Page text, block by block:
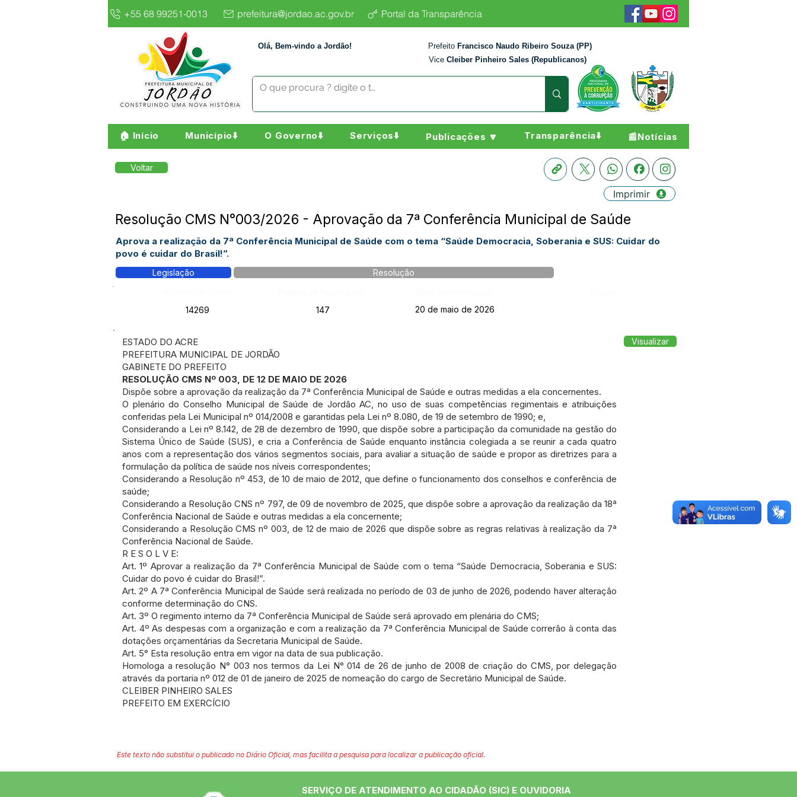
+55 68 99251-0013 prefeitura@jordao.ac.gov.br Portal da Transparência
Olá, Bem-vindo a Jordão! Prefeito Francisco Naudo Ribeiro Souza (PP)
Vice Cleiber Pinheiro Sales (Republicanos)
🏠 Início Município⬇️ O Governo⬇️ Serviços⬇️ Publicações 🔽 Transparência⬇️ 📰Notícias
Voltar
Imprimir
Resolução CMS N°003/2026 - Aprovação da 7ª Conferência Municipal de Saúde
Aprova a realização da 7ª Conferência Municipal de Saúde com o tema “Saúde Democracia, Soberania e SUS: Cuidar do
povo é cuidar do Brasil!”.
Legislação
Resolução
14269
147 20 de maio de 2026
ESTADO DO ACRE
PREFEITURA MUNICIPAL DE JORDÃO
GABINETE DO PREFEITO
RESOLUÇÃO CMS Nº 003, DE 12 DE MAIO DE 2026
Dispõe sobre a aprovação da realização da 7ª Conferência Municipal de Saúde e outras medidas a ela concernentes.
O plenário do Conselho Municipal de Saúde de Jordão AC, no uso de suas competências regimentais e atribuições
conferidas pela Lei Municipal nº 014/2008 e garantidas pela Lei nº 8.080, de 19 de setembro de 1990; e,
Considerando a Lei nº 8.142, de 28 de dezembro de 1990, que dispõe sobre a participação da comunidade na gestão do
Sistema Único de Saúde (SUS), e cria a Conferência de Saúde enquanto instância colegiada a se reunir a cada quatro
anos com a representação dos vários segmentos sociais, para avaliar a situação de saúde e propor as diretrizes para a
formulação da política de saúde nos níveis correspondentes;
Considerando a Resolução nº 453, de 10 de maio de 2012, que define o funcionamento dos conselhos e conferência de
saúde;
Considerando a Resolução CNS nº 797, de 09 de novembro de 2025, que dispõe sobre a aprovação da realização da 18ª
Conferência Nacional de Saúde e outras medidas a ela concernente;
Considerando a Resolução CMS nº 003, de 12 de maio de 2026 que dispõe sobre as regras relativas à realização da 7ª
Conferência Nacional de Saúde.
R E S O L V E:
Art. 1º Aprovar a realização da 7ª Conferência Municipal de Saúde com o tema “Saúde Democracia, Soberania e SUS:
Cuidar do povo é cuidar do Brasil!”.
Art. 2º A 7ª Conferência Municipal de Saúde será realizada no período de 03 de junho de 2026, podendo haver alteração
conforme determinação do CNS.
Art. 3º O regimento interno da 7ª Conferência Municipal de Saúde será aprovado em plenária do CMS;
Art. 4º As despesas com a organização e com a realização da 7ª Conferência Municipal de Saúde correrão à conta das
dotações orçamentárias da Secretaria Municipal de Saúde.
Art. 5° Esta resolução entra em vigor na data de sua publicação.
Homologa a resolução N° 003 nos termos da Lei N° 014 de 26 de junho de 2008 de criação do CMS, por delegação
através da portaria nº 012 de 01 de janeiro de 2025 de nomeação do cargo de Secretário Municipal de Saúde.
CLEIBER PINHEIRO SALES
PREFEITO EM EXERCÍCIO
Visualizar
Este texto não substitui o publicado no Diário Oficial, mas facilita a pesquisa para localizar a publicação oficial.
SERVIÇO DE ATENDIMENTO AO CIDADÃO (SIC) E OUVIDORIA